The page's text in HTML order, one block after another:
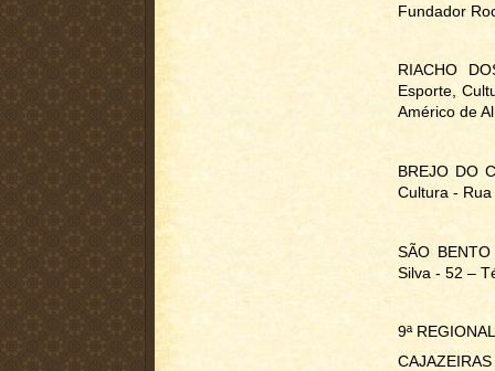
Fundador
RIACHO
Esporte,
Américo de
BREJO DO
Cultura -
SÃO
Silva - 52 –
9ª REGIONAL